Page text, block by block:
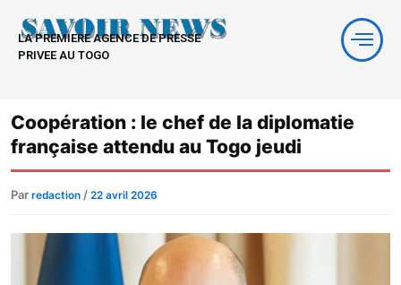
contenu
LA PREMIERE AGENCE DE PRESSE
PRIVEE AU TOGO
Coopération : le chef de la diplomatie
française attendu au Togo jeudi
Par redaction / 22 avril 2026